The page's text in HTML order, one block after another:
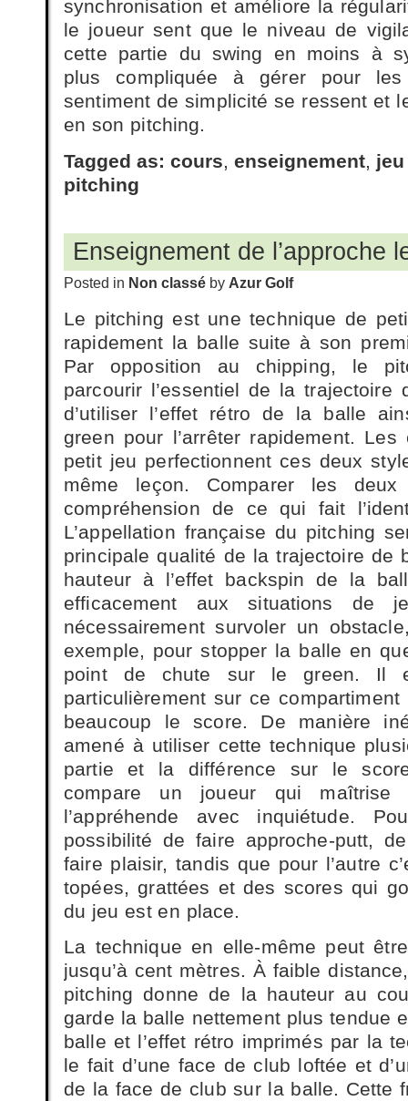
synchronisation et améliore la
le joueur sent que le niveau de
cette partie du swing en moins à
plus compliquée à gérer pour
sentiment de simplicité se ressent et
en son pitching.
Tagged as: cours, enseignement,
pitching
Enseignement de l’approche
Posted in Non classé by Azur Golf
Le pitching est une technique de
rapidement la balle suite à son
Par opposition au chipping, le
parcourir l’essentiel de la
d’utiliser l’effet rétro de la balle
green pour l’arrêter rapidement.
petit jeu perfectionnent ces deux
même leçon. Comparer les
compréhension de ce qui fait
L’appellation française du pitching
principale qualité de la trajectoire de
hauteur à l’effet backspin de la
efficacement aux situations de
nécessairement survoler un
exemple, pour stopper la balle en
point de chute sur le green. Il
particulièrement sur ce
beaucoup le score. De manière
amené à utiliser cette technique
partie et la différence sur le
compare un joueur qui
l’appréhende avec inquiétude.
possibilité de faire approche-putt,
faire plaisir, tandis que pour l’autre
topées, grattées et des scores qui
du jeu est en place.
La technique en elle-même peut
jusqu’à cent mètres. À faible
pitching donne de la hauteur au
garde la balle nettement plus tendue
balle et l’effet rétro imprimés par la
le fait d’une face de club loftée et
de la face de club sur la balle. Cette